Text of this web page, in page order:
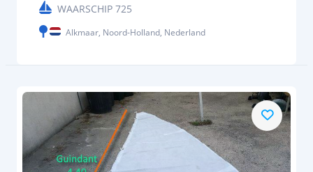
WAARSCHIP 725
Alkmaar, Noord-Holland, Nederland